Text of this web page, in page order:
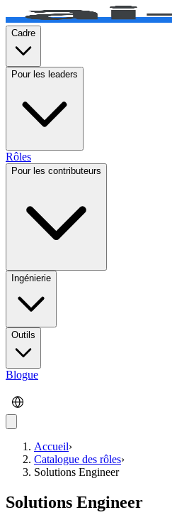
Cadre
Pour les leaders
Rôles
Pour les contributeurs
Ingénierie
Outils
Blogue
Accueil›
Catalogue des rôles›
Solutions Engineer
Solutions Engineer